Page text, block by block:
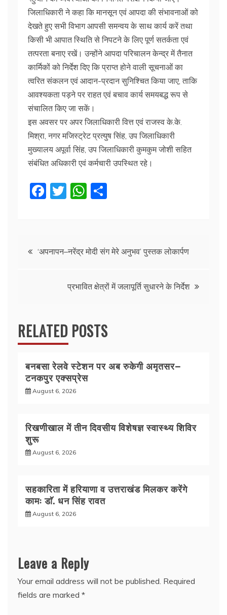
जिलाधिकारी ने कहा कि मानसून एवं आपदा की संभावनाओं को
देखते हुए सभी विभाग आपसी समन्वय के साथ कार्य करें तथा
किसी भी आपात स्थिति से निपटने के लिए पूर्ण सतर्कता एवं
तत्परता बनाए रखें। उन्होंने आपदा परिचालन केन्द्र में तैनात
कार्मिकों को निर्देश दिए कि प्राप्त होने वाली सूचनाओं का
त्वरित संकलन एवं आदान-प्रदान सुनिश्चित किया जाए, ताकि
आवश्यकता पड़ने पर राहत एवं बचाव कार्य समयबद्ध रूप से
संचालित किए जा सकें।
इस अवसर पर अपर जिलाधिकारी वित्त एवं राजस्व के.के.
मिश्रा, नगर मजिस्ट्रेट प्रत्युष सिंह, उप जिलाधिकारी
मुख्यालय अपूर्वा सिंह, उप जिलाधिकारी कुमकुम जोशी सहित
संबंधित अधिकारी एवं कर्मचारी उपस्थित रहे।
F
b
T
W
A
p
Post‘अपनापन–नरेंद्र मोदी संग मेरे अनुभव’ पुस्तक लोकार्पण
प्रभावित क्षेत्रों में जलापूर्ति सुधारने के निर्देश
RELATED POSTS
बनबसा रेलवे स्टेशन पर अब रुकेगी अमृतसर–
टनकपुर एक्सप्रेस
August 6, 2026
रिखणीखाल में तीन दिवसीय विशेषज्ञ स्वास्थ्य शिविर
शुरू
August 6, 2026
सहकारिता में हरियाणा व उत्तराखंड मिलकर करेंगे
कामः डाॅ. धन सिंह रावत
August 6, 2026
Leave a Reply
Your email address will not be published. Required
fields are marked *